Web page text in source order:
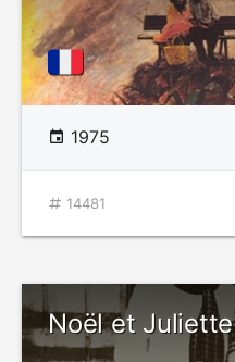
1975
14481
Noël et Juliette